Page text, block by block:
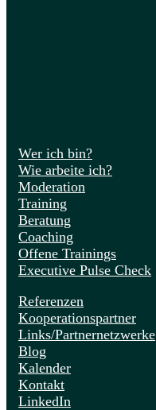
Wer ich bin?
Wie arbeite ich?
Moderation
Training
Beratung
Coaching
Offene Trainings
Executive Pulse Check
Referenzen
Kooperationspartner
Links/Partnernetzwerke
Blog
Kalender
Kontakt
LinkedIn